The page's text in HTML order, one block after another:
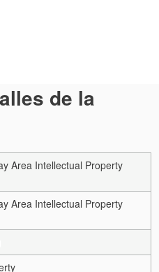
de la
Area Intellectual Property
Area Intellectual Property